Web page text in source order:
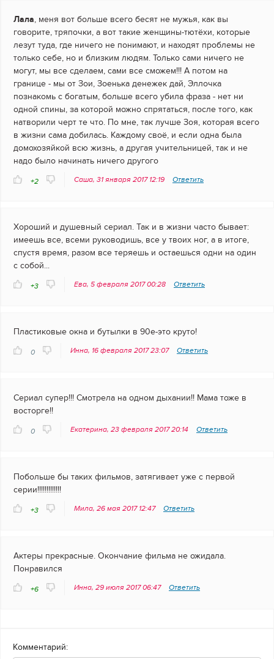
Лала, меня вот больше всего бесят не мужья, как вы
говорите, тряпочки, а вот такие женщины-тютёхи, которые
лезут туда, где ничего не понимают, и находят проблемы не
только себе, но и близким людям. Только сами ничего не
могут, мы все сделаем, сами все сможем!!! А потом на
границе - мы от Зои, Зоенька денежек дай, Эллочка
познакомь с богатым, больше всего убила фраза - нет ни
одной спины, за которой можно спрятаться, после того, как
натворили черт те что. По мне, так лучше Зоя, которая всего
в жизни сама добилась. Каждому своё, и если одна была
домохозяйкой всю жизнь, а другая учительницей, так и не
надо было начинать ничего другого
+2 Саша, 31 января 2017 12:19 Ответить
Хороший и душевный сериал. Так и в жизни часто бывает:
имеешь все, всеми руководишь, все у твоих ног, а в итоге,
спустя время, разом все теряешь и остаешься одни на один
с собой...
+3 Ева, 5 февраля 2017 00:28 Ответить
Пластиковые окна и бутылки в 90е-это круто!
0 Инна, 16 февраля 2017 23:07 Ответить
Сериал супер!!! Смотрела на одном дыхании!! Мама тоже в
восторге!!
0 Екатерина, 23 февраля 2017 20:14 Ответить
Побольше бы таких фильмов, затягивает уже с первой
серии!!!!!!!!!!!!!
+3 Мила, 26 мая 2017 12:47 Ответить
Актеры прекрасные. Окончание фильма не ожидала.
Понравился
+6 Инна, 29 июля 2017 06:47 Ответить
Комментарий: